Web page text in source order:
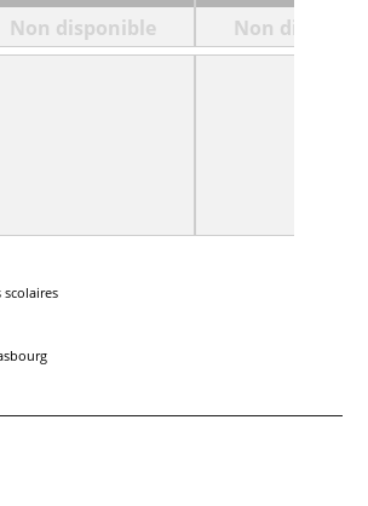
Non disponible Non disponible
scolaires